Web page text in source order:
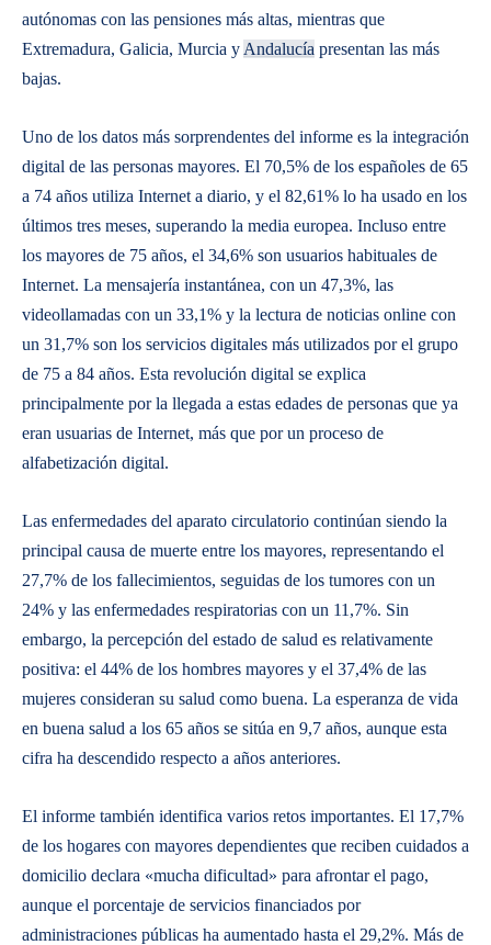
autónomas con las pensiones más altas, mientras que
Extremadura, Galicia, Murcia y Andalucía presentan las más
bajas.
Uno de los datos más sorprendentes del informe es la integración
digital de las personas mayores. El 70,5% de los españoles de 65
a 74 años utiliza Internet a diario, y el 82,61% lo ha usado en los
últimos tres meses, superando la media europea. Incluso entre
los mayores de 75 años, el 34,6% son usuarios habituales de
Internet. La mensajería instantánea, con un 47,3%, las
videollamadas con un 33,1% y la lectura de noticias online con
un 31,7% son los servicios digitales más utilizados por el grupo
de 75 a 84 años. Esta revolución digital se explica
principalmente por la llegada a estas edades de personas que ya
eran usuarias de Internet, más que por un proceso de
alfabetización digital.
Las enfermedades del aparato circulatorio continúan siendo la
principal causa de muerte entre los mayores, representando el
27,7% de los fallecimientos, seguidas de los tumores con un
24% y las enfermedades respiratorias con un 11,7%. Sin
embargo, la percepción del estado de salud es relativamente
positiva: el 44% de los hombres mayores y el 37,4% de las
mujeres consideran su salud como buena. La esperanza de vida
en buena salud a los 65 años se sitúa en 9,7 años, aunque esta
cifra ha descendido respecto a años anteriores.
El informe también identifica varios retos importantes. El 17,7%
de los hogares con mayores dependientes que reciben cuidados a
domicilio declara «mucha dificultad» para afrontar el pago,
aunque el porcentaje de servicios financiados por
administraciones públicas ha aumentado hasta el 29,2%. Más de